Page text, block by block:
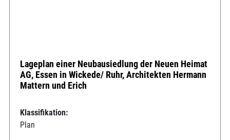
Lageplan einer Neubausiedlung der Neuen Heimat
AG, Essen in Wickede/ Ruhr, Architekten Hermann
Mattern und Erich
Klassifikation:
Plan